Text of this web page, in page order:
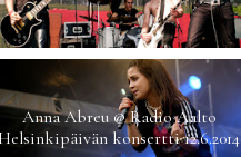
Anna Abreu @ Radio Aalto
konsertti 12.6.2014